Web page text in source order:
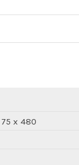
75 x 480